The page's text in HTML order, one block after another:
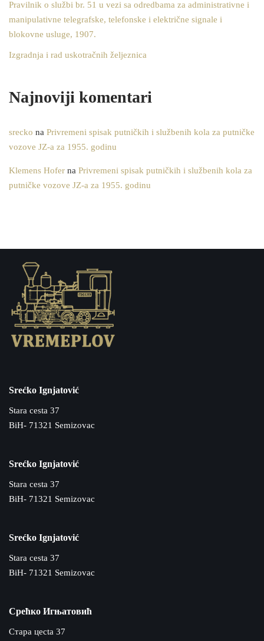
Pravilnik o službi br. 51 u vezi sa odredbama za administrativne i
manipulativne telegrafske, telefonske i električne signale i
blokovne usluge, 1907.
Izgradnja i rad uskotračnih željeznica
Najnoviji komentari
srecko na Privremeni spisak putničkih i službenih kola za putničke
vozove JZ-a za 1955. godinu
Klemens Hofer na Privremeni spisak putničkih i službenih kola za
putničke vozove JZ-a za 1955. godinu
Srećko Ignjatović
Stara cesta 37
BiH- 71321 Semizovac
Srećko Ignjatović
Stara cesta 37
BiH- 71321 Semizovac
Srećko Ignjatović
Stara cesta 37
BiH- 71321 Semizovac
Срећко Игњатовић
Cтара цecta 37